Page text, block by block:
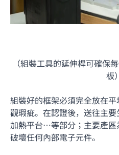
（組裝工具的延伸桿可確保
板）
組裝好的框架必須完全放在
觀瑕疵。在認證後，送往主
加熱平台…等部分；主要產
破壞任何內部電子元件。